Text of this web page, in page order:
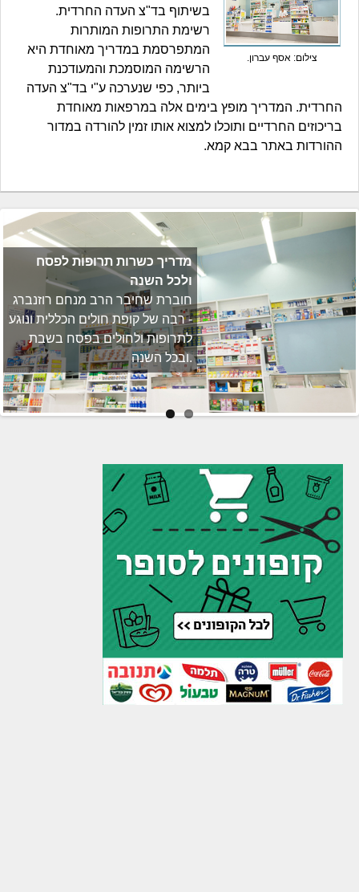
צילום: אסף עברון.
בשיתוף בד"צ העדה החרדית.
רשימת התרופות המותרות
המתפרסמת במדריך מאוחדת היא
הרשימה המוסמכת והמעודכנת
ביותר, כפי שנערכה ע"י בד"צ העדה
החרדית. המדריך מופץ בימים אלה במרפאות מאוחדת
בריכוזים החרדיים ותוכלו למצוא אותו זמין להורדה במדור
ההורדות באתר בבא קמא.
מדריך כשרות תרופות לפסח
ולכל השנה
חוברת שחיבר הרב מנחם רוזנברג
- רבה של קופת חולים הכללית ונוגע
לתרופות ולחולים בפסח בשבת
ובכל השנה.